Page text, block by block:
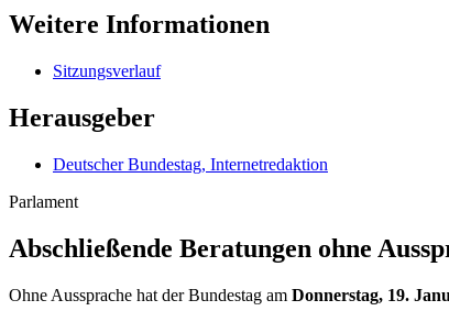
Weitere Informationen
Sitzungsverlauf
Herausgeber
Deutscher Bundestag, Internetredaktion
Parlament
Abschließende Beratungen ohne
Ohne Aussprache hat der Bundestag am Donnerstag, 19.